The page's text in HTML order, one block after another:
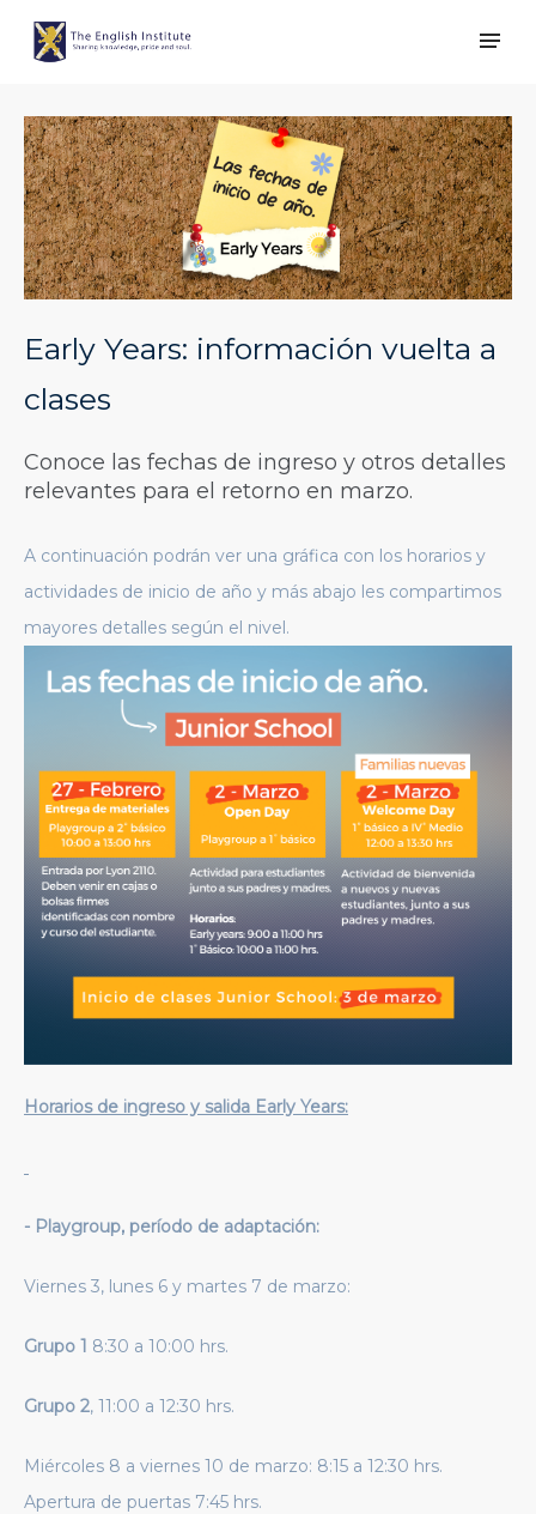
Early Years: información vuelta a
clases
Conoce las fechas de ingreso y otros detalles
relevantes para el retorno en marzo.
A continuación podrán ver una gráfica con los horarios y
actividades de inicio de año y más abajo les compartimos
mayores detalles según el nivel.
Horarios de ingreso y salida Early Years:
- Playgroup, período de adaptación:
Viernes 3, lunes 6 y martes 7 de marzo:
Grupo 1 8:30 a 10:00 hrs.
Grupo 2, 11:00 a 12:30 hrs.
Miércoles 8 a viernes 10 de marzo: 8:15 a 12:30 hrs.
Apertura de puertas 7:45 hrs.